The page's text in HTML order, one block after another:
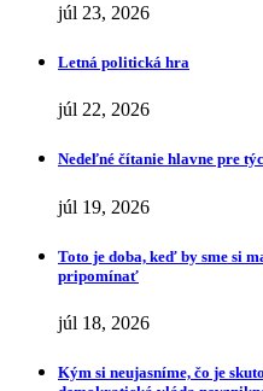
júl 23, 2026
Letná politická hra
júl 22, 2026
Nedeľné čítanie hlavne pre
júl 19, 2026
Toto je doba, keď by sme si
pripomínať
júl 18, 2026
Kým si neujasníme, čo je